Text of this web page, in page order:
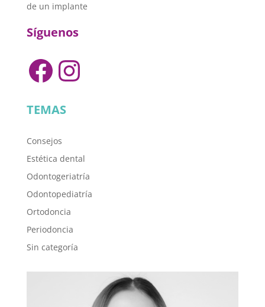
de un implante
Síguenos
Facebook
Instagram
TEMAS
Consejos
Estética dental
Odontogeriatría
Odontopediatría
Ortodoncia
Periodoncia
Sin categoría